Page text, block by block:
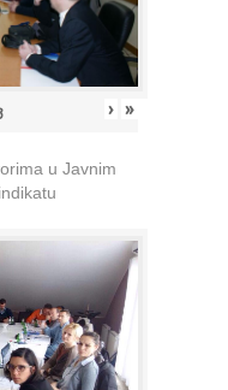
› »
u Javnim